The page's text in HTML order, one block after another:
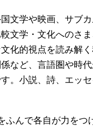
文学や映画、サブ
文学・文化へのさ
化的視点を読み解
など、言語圏や時
。小説、詩、エッ
んで各自が力をつ